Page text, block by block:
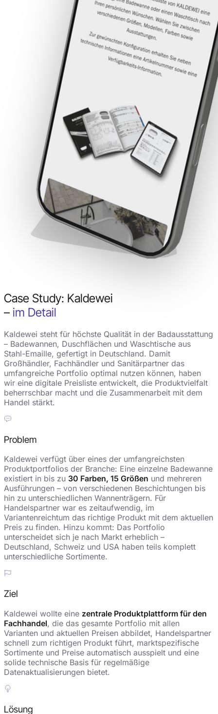
Case Study: Kaldewei
– im Detail
Kaldewei steht für höchste Qualität in der Badausstattung
– Badewannen, Duschflächen und Waschtische aus
Stahl-Emaille, gefertigt in Deutschland. Damit
Großhändler, Fachhändler und Sanitärpartner das
umfangreiche Portfolio optimal nutzen können, haben
wir eine digitale Preisliste entwickelt, die Produktvielfalt
beherrschbar macht und die Zusammenarbeit mit dem
Handel stärkt.
Problem
Kaldewei verfügt über eines der umfangreichsten
Produktportfolios der Branche: Eine einzelne Badewanne
existiert in bis zu 30 Farben, 15 Größen und mehreren
Ausführungen – von verschiedenen Beschichtungen bis
hin zu unterschiedlichen Wannenträgern. Für
Handelspartner war es zeitaufwendig, im
Variantenreichtum das richtige Produkt mit dem aktuellen
Preis zu finden. Hinzu kommt: Das Portfolio
unterscheidet sich je nach Markt erheblich –
Deutschland, Schweiz und USA haben teils komplett
unterschiedliche Sortimente.
Ziel
Kaldewei wollte eine zentrale Produktplattform für den
Fachhandel, die das gesamte Portfolio mit allen
Varianten und aktuellen Preisen abbildet, Handelspartner
schnell zum richtigen Produkt führt, marktspezifische
Sortimente und Preise automatisch ausspielt und eine
solide technische Basis für regelmäßige
Datenaktualisierungen bietet.
Lösung